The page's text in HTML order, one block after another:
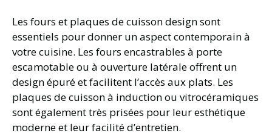
Les fours et plaques de cuisson design sont
essentiels pour donner un aspect contemporain à
votre cuisine. Les fours encastrables à porte
escamotable ou à ouverture latérale offrent un
design épuré et facilitent l’accès aux plats. Les
plaques de cuisson à induction ou vitrocéramiques
sont également très prisées pour leur esthétique
moderne et leur facilité d’entretien.